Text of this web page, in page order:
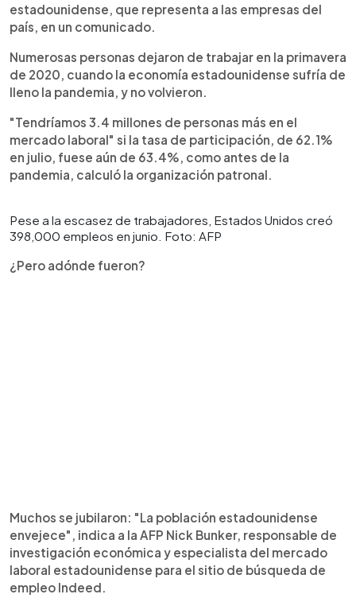
estadounidense, que representa a las empresas del
país, en un comunicado.
Numerosas personas dejaron de trabajar en la primavera
de 2020, cuando la economía estadounidense sufría de
lleno la pandemia, y no volvieron.
"Tendríamos 3.4 millones de personas más en el
mercado laboral" si la tasa de participación, de 62.1%
en julio, fuese aún de 63.4%, como antes de la
pandemia, calculó la organización patronal.
Pese a la escasez de trabajadores, Estados Unidos creó
398,000 empleos en junio. Foto: AFP
¿Pero adónde fueron?
Muchos se jubilaron: "La población estadounidense
envejece", indica a la AFP Nick Bunker, responsable de
investigación económica y especialista del mercado
laboral estadounidense para el sitio de búsqueda de
empleo Indeed.